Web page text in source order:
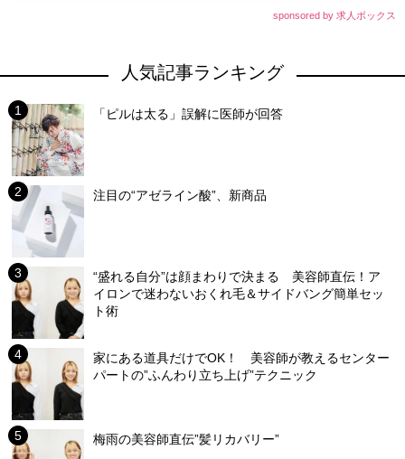
sponsored by 求人ボックス
人気記事ランキング
「ピルは太る」誤解に医師が回答
注目の“アゼライン酸”、新商品
“盛れる自分”は顔まわりで決まる 美容師直伝！ア
イロンで迷わないおくれ毛＆サイドバング簡単セッ
ト術
家にある道具だけでOK！ 美容師が教えるセンター
パートの”ふんわり立ち上げ”テクニック
梅雨の美容師直伝”髪リカバリー”